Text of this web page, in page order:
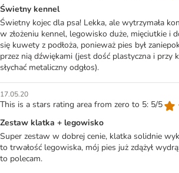
Świetny kennel
Świetny kojec dla psa! Lekka, ale wytrzymała
w złożeniu kennel, legowisko duże, mięciutkie i
się kuwety z podłoża, ponieważ pies był
przez nią dźwiękami (jest dość plastyczna i przy
słychać metaliczny odgłos).
17.05.20
This is a stars rating area from zero to 5: 5/5
Zestaw klatka + legowisko
Super zestaw w dobrej cenie, klatka solidnie
to trwałość legowiska, mój pies już zdążył
to polecam.